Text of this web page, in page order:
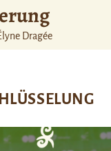
Dragée